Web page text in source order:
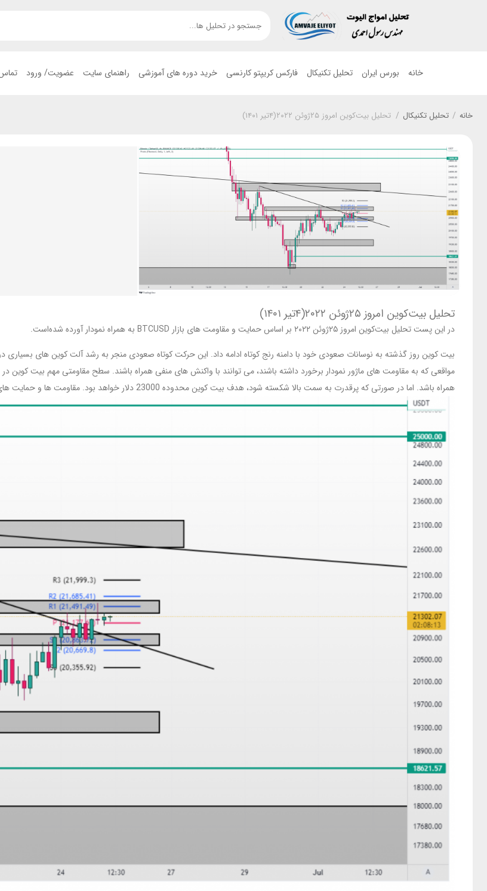
خانه بورس ایران تحلیل تکنیکال فارکس کریپتو کارنسی خرید دوره های آموزشی راهنمای سایت عضویت/ ورود
خانه / تحلیل تکنیکال / تحلیل بیت‌کوین امروز ۲۵ژوئن ۲۰۲۲(۴تیر ۱۴۰۱)
تحلیل بیت‌کوین امروز ۲۵ژوئن ۲۰۲۲(۴تیر ۱۴۰۱)
در این پست تحلیل بیت‌کوین امروز ۲۵ژوئن ۲۰۲۲ بر اساس حمایت و مقاومت های بازار BTCUSD به همراه نمودار آورده شده‌است.
بیت کوین روز گذشته به نوسانات صعودی خود با دامنه رنج کوتاه ادامه داد. این حرکت کوتاه صعودی منجر به رشد آلت کوین های بسیاری
همراه باشد. اما در صورتی که پرقدرت به سمت بالا شکسته شود، هدف بیت کوین محدوده 23000 دلار خواهد بود. مقاومت ها و حمایت های کوتاه مدت بیت کوین در محدوده های مشخص شده روی نمودار می باشد.